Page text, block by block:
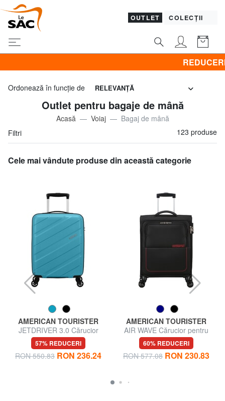
OUTLET COLECȚII
REDUCERI! Promovez
Ordonează în funcţie de RELEVANŢĂ
Outlet pentru bagaje de mână
Acasă Voiaj
Bagaj de mână
Filtri
123 produse
Cele mai vândute produse din această categorie
AMERICAN TOURISTER
JETDRIVER 3.0 Cărucior
pentru bagaje de mână
57% REDUCERI
RON 550.83 RON 236.24
AMERICAN TOURISTER
AIR WAVE Cărucior pentru
bagaje de mână
60% REDUCERI
RON 577.08 RON 230.83